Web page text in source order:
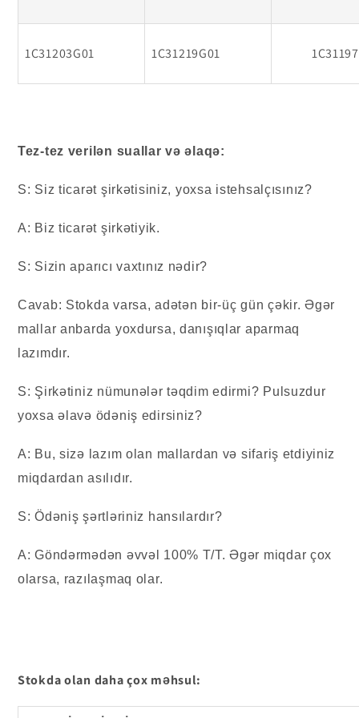
1C31203G01 1C31219G01
Tez-tez verilən suallar və əlaqə:
S: Siz ticarət şirkətisiniz, yoxsa istehsalçısınız?
A: Biz ticarət şirkətiyik.
S: Sizin aparıcı vaxtınız nədir?
Cavab: Stokda varsa, adətən bir-üç gün çəkir. Əgər
mallar anbarda yoxdursa, danışıqlar aparmaq
lazımdır.
S: Şirkətiniz nümunələr təqdim edirmi? Pulsuzdur
yoxsa əlavə ödəniş edirsiniz?
A: Bu, sizə lazım olan mallardan və sifariş etdiyiniz
miqdardan asılıdır.
S: Ödəniş şərtləriniz hansılardır?
A: Göndərmədən əvvəl 100% T/T. Əgər miqdar çox
olarsa, razılaşmaq olar.
Stokda olan daha çox məhsul: